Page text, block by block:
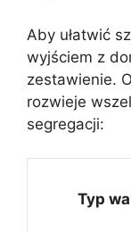
Aby ułatwić
wyjściem z
zestawienie.
rozwieje
segregacji:
Typ